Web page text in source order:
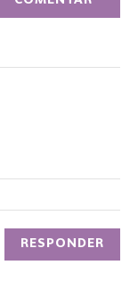
RESPONDER